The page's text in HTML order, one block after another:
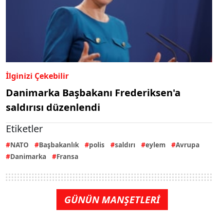
İlginizi Çekebilir
Danimarka Başbakanı Frederiksen'a
saldırısı düzenlendi
Etiketler
NATO Başbakanlık polis saldırı eylem
Avrupa
Danimarka
Fransa
GÜNÜN MANŞETLERİ